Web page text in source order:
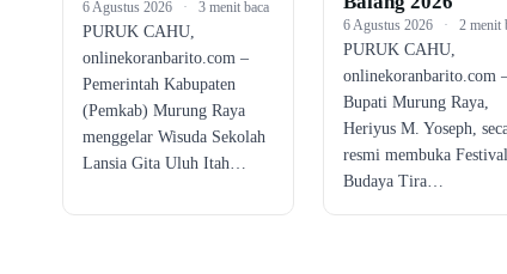
6 Agustus 2026 · 3 menit baca
PURUK CAHU,
onlinekoranbarito.com –
Pemerintah Kabupaten
(Pemkab) Murung Raya
menggelar Wisuda Sekolah
Lansia Gita Uluh Itah…
6 Agustus 2026 · 2 menit
PURUK CAHU,
onlinekoranbarito.com
Bupati Murung Raya,
Heriyus M. Yoseph,
resmi membuka Festival
Budaya Tira…